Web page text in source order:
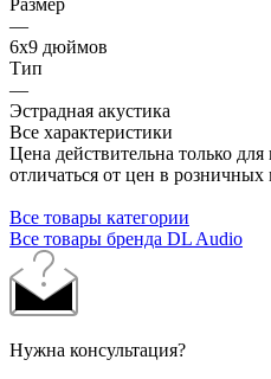
Размер
—
6x9 дюймов
Тип
—
Эстрадная акустика
Все характеристики
Цена действительна только
отличаться от цен в розничных
Все товары категории
Все товары бренда DL Audio
Нужна консультация?